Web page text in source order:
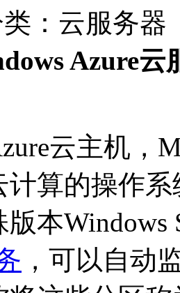
：云服务器
Azure云
云主机，
计算的操作
本Windows
，可以自动